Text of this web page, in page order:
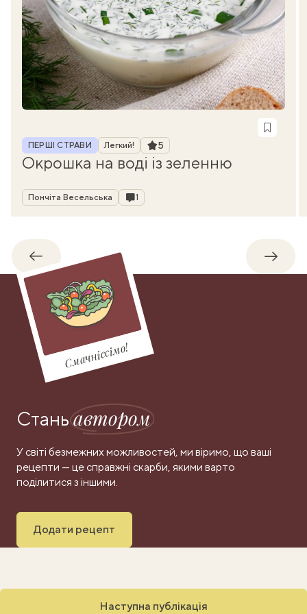
Рубрика
ПЕРШІ СТРАВИ Легкий! Рейтинг
5
Окрошка на воді із зеленню
Автор
Пончіта Весельська Коментарі
1
Назад
Смачніссімо!
Станьавтором
У світі безмежних можливостей, ми віримо, що ваші
рецепти — це справжні скарби, якими варто
поділитися з іншими.
Додати рецепт
Наступна публікація